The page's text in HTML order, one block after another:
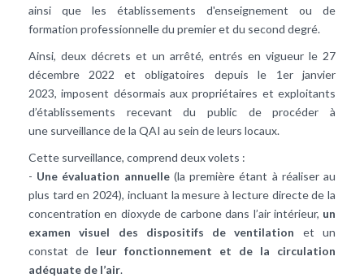
ainsi que les établissements d'enseignement ou de
formation professionnelle du premier et du second degré.
Ainsi, deux décrets et un arrêté, entrés en vigueur le 27
décembre 2022 et obligatoires depuis le 1er janvier
2023, imposent désormais aux propriétaires et exploitants
d’établissements recevant du public de procéder à
une surveillance de la QAI au sein de leurs locaux.
Cette surveillance, comprend deux volets :
- Une évaluation annuelle(la première étant à réaliser au
plus tard en 2024), incluant la mesure à lecture directe de la
concentration en dioxyde de carbone dans l’air intérieur, un
examen visuel des dispositifs de ventilation et un
constat de leur fonctionnement et de la circulation
adéquate de l’air.